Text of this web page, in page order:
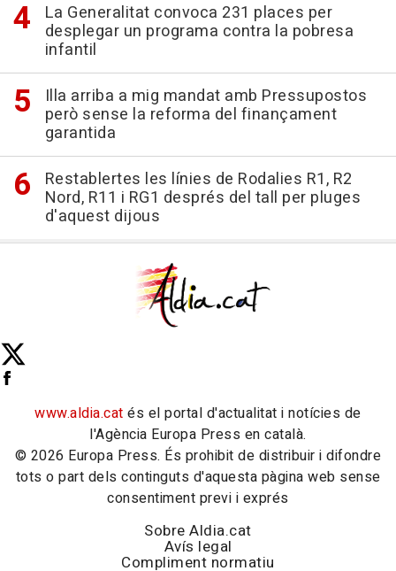
La Generalitat convoca 231 places per
desplegar un programa contra la pobresa
infantil
Illa arriba a mig mandat amb Pressupostos
però sense la reforma del finançament
garantida
Restablertes les línies de Rodalies R1, R2
Nord, R11 i RG1 després del tall per pluges
d'aquest dijous
www.aldia.cat és el portal d'actualitat i notícies de
l'Agència Europa Press en català.
© 2026 Europa Press. És prohibit de distribuir i difondre
tots o part dels continguts d'aquesta pàgina web sense
consentiment previ i exprés
Sobre Aldia.cat
Avís legal
Compliment normatiu